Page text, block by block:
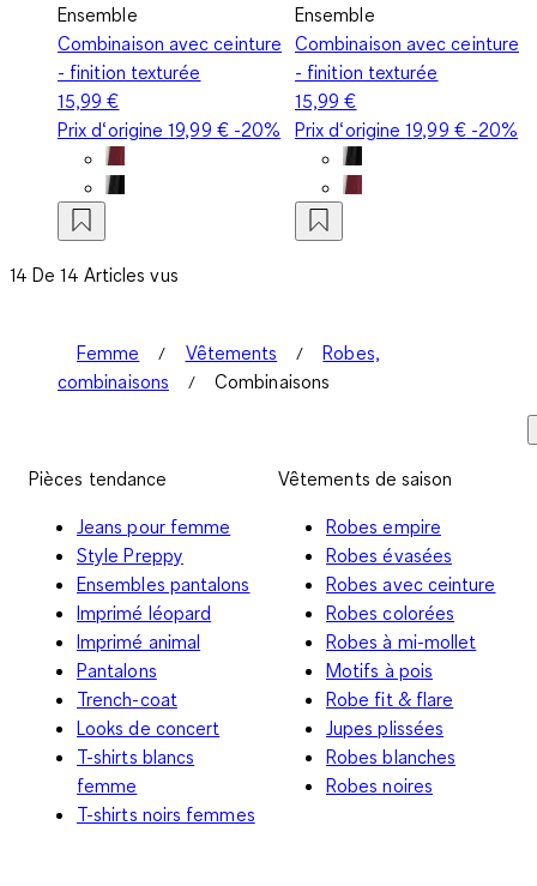
Ensemble
Combinaison avec ceinture
- finition texturée
15,99 €
Prix d‘origine19,99 €-20%
Ensemble
Combinaison avec ceinture
- finition texturée
15,99 €
Prix d‘origine19,99 €-20%
14 De 14 Articles vus
Femme Vêtements
Robes,
combinaisons
Combinaisons
Pièces tendance
Jeans pour femme
Style Preppy
Ensembles pantalons
Imprimé léopard
Imprimé animal
Pantalons
Trench-coat
Looks de concert
T-shirts blancs
femme
T-shirts noirs femmes
Vêtements de saison
Robes empire
Robes évasées
Robes avec ceinture
Robes colorées
Robes à mi-mollet
Motifs à pois
Robe fit & flare
Jupes plissées
Robes blanches
Robes noires